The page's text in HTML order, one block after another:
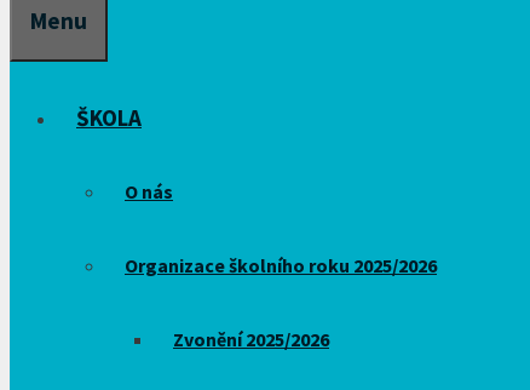
Menu
ŠKOLA
O nás
Organizace školního roku 2025/2026
Zvonění 2025/2026